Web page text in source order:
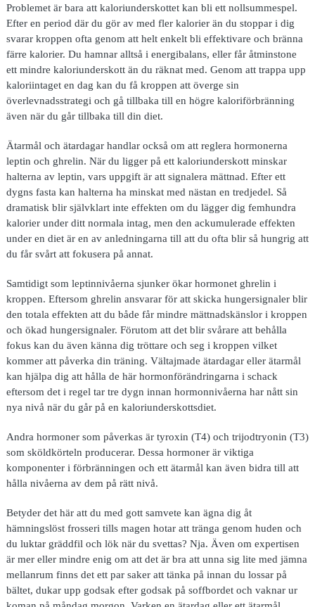
Problemet är bara att kaloriunderskottet kan bli ett nollsummespel.
Efter en period där du gör av med fler kalorier än du stoppar i dig
svarar kroppen ofta genom att helt enkelt bli effektivare och bränna
färre kalorier. Du hamnar alltså i energibalans, eller får åtminstone
ett mindre kaloriunderskott än du räknat med. Genom att trappa upp
kaloriintaget en dag kan du få kroppen att överge sin
överlevnadsstrategi och gå tillbaka till en högre kaloriförbränning
även när du går tillbaka till din diet.
Ätarmål och ätardagar handlar också om att reglera hormonerna
leptin och ghrelin. När du ligger på ett kaloriunderskott minskar
halterna av leptin, vars uppgift är att signalera mättnad. Efter ett
dygns fasta kan halterna ha minskat med nästan en tredjedel. Så
dramatisk blir självklart inte effekten om du lägger dig femhundra
kalorier under ditt normala intag, men den ackumulerade effekten
under en diet är en av anledningarna till att du ofta blir så hungrig att
du får svårt att fokusera på annat.
Samtidigt som leptinnivåerna sjunker ökar hormonet ghrelin i
kroppen. Eftersom ghrelin ansvarar för att skicka hungersignaler blir
den totala effekten att du både får mindre mättnadskänslor i kroppen
och ökad hungersignaler. Förutom att det blir svårare att behålla
fokus kan du även känna dig tröttare och seg i kroppen vilket
kommer att påverka din träning. Vältajmade ätardagar eller ätarmål
kan hjälpa dig att hålla de här hormonförändringarna i schack
eftersom det i regel tar tre dygn innan hormonnivåerna har nått sin
nya nivå när du går på en kaloriunderskottsdiet.
Andra hormoner som påverkas är tyroxin (T4) och trijodtryonin (T3)
som sköldkörteln producerar. Dessa hormoner är viktiga
komponenter i förbränningen och ett ätarmål kan även bidra till att
hålla nivåerna av dem på rätt nivå.
Betyder det här att du med gott samvete kan ägna dig åt
hämningslöst frosseri tills magen hotar att tränga genom huden och
du luktar gräddfil och lök när du svettas? Nja. Även om expertisen
är mer eller mindre enig om att det är bra att unna sig lite med jämna
mellanrum finns det ett par saker att tänka på innan du lossar på
bältet, dukar upp godsak efter godsak på soffbordet och vaknar ur